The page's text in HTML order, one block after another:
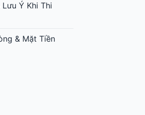
Ý Khi Thi
& Mặt Tiền